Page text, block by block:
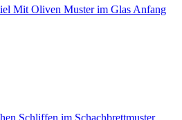
Mit Oliven Muster im Glas Anfang
Schliffen im Schachbrettmuster, ...